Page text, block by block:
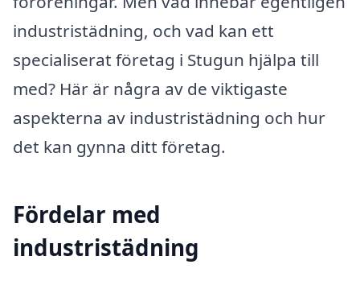
industristädning, och vad kan ett
specialiserat företag i Stugun hjälpa till
med? Här är några av de viktigaste
aspekterna av industristädning och hur
det kan gynna ditt företag.
Fördelar med
industristädning